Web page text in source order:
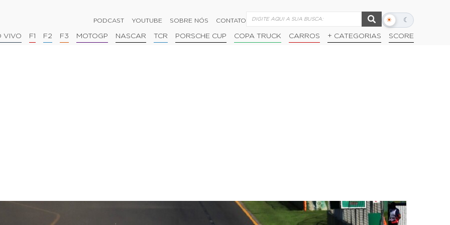
PODCAST YOUTUBE SOBRE NÓS CONTATO ☀ ☾
Alternar
escuro
VIVO F1 F2 F3 MOTOGP NASCAR TCR PORSCHE CUP COPA TRUCK CARROS + CATEGORIAS SCORE